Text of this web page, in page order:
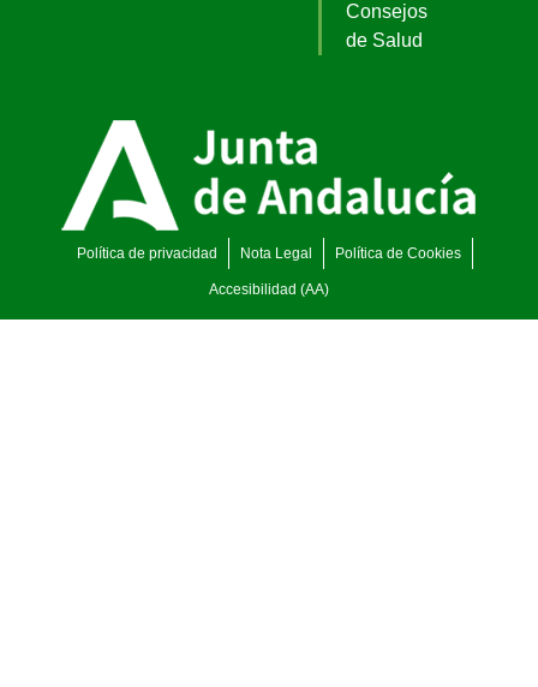
Consejos
de Salud
Política de privacidad Nota Legal Política de Cookies
Accesibilidad (AA)